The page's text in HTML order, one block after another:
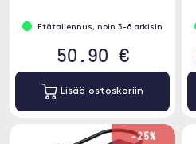
Etätallennus, noin 3-8 arkisin
50.90 €
Lisää ostoskoriin
-25%